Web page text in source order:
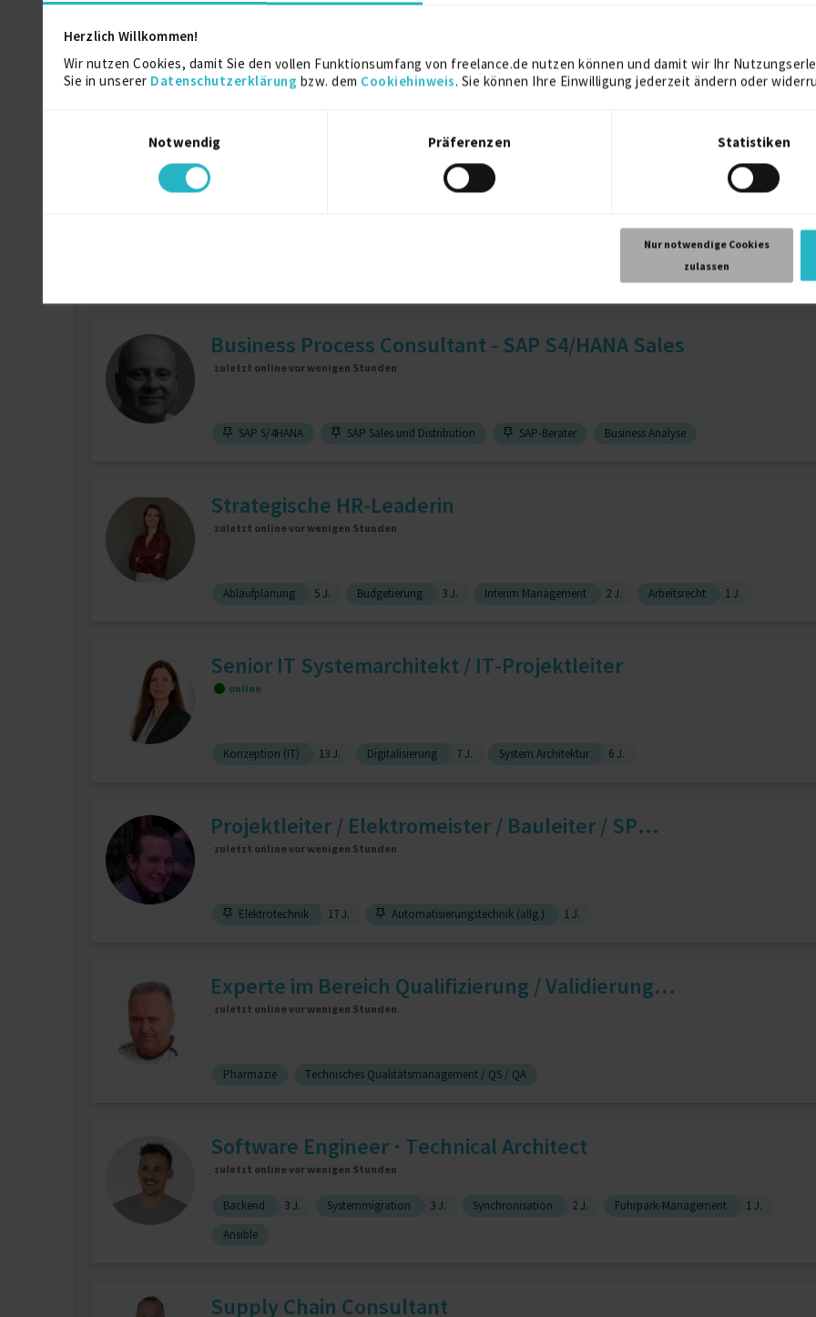
Herzlich Willkommen!
Wir nutzen Cookies, damit Sie den vollen Funktionsumfang von freelance.de nutzen können und damit wir Ihr
Sie in unserer Datenschutzerklärung bzw. dem Cookiehinweis. Sie können Ihre Einwilligung jederzeit ändern oder
Notwendig
Präferenzen Statistiken
Nur notwendige Cookies
zulassen
Webdesigner & Senior SEO Consultant
Business Process Consultant - SAP S4/HANA Sales
zuletzt online vor wenigen Stunden
SAP S/4HANA SAP Sales und Distribution SAP-Berater Business Analyse
Strategische HR-Leaderin
zuletzt online vor wenigen Stunden
Ablaufplanung 5 J. Budgetierung 3 J. Interim Management 2 J. Arbeitsrecht 1 J.
Senior IT Systemarchitekt / IT-Projektleiter
online
Konzeption (IT) 13 J. Digitalisierung 7 J. System Architektur 6 J.
Projektleiter / Elektromeister / Bauleiter / SP...
zuletzt online vor wenigen Stunden
Elektrotechnik 17 J. Automatisierungstechnik (allg.) 1 J.
Experte im Bereich Qualifizierung / Validierung...
zuletzt online vor wenigen Stunden
Pharmazie Technisches Qualitätsmanagement / QS / QA
Software Engineer · Technical Architect
zuletzt online vor wenigen Stunden
Backend 3 J. Systemmigration 3 J. Synchronisation 2 J. Fuhrpark-Management
1 J.
Ansible
Supply Chain Consultant